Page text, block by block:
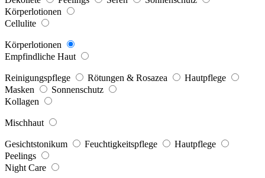
Körperlotionen
Cellulite
Körperlotionen
Empfindliche Haut
Reinigungspflege Rötungen & Rosazea
Hautpflege
Masken
Sonnenschutz
Kollagen
Mischhaut
Gesichtstonikum Feuchtigkeitspflege
Hautpflege
Peelings
Night Care